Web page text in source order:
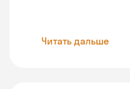
Читать дальше